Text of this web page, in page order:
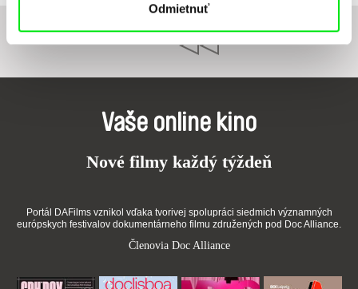
Odmietnuť
1 2
Vaše online kino
Nové filmy každý týždeň
Portál DAFilms vznikol vďaka tvorivej spolupráci siedmich významných
európskych festivalov dokumentárneho filmu združených pod Doc Alliance.
Členovia Doc Alliance